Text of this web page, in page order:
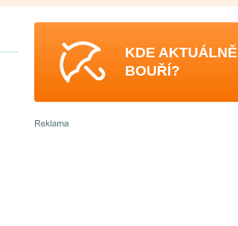
KDE AKTUÁLNĚ
BOUŘÍ?